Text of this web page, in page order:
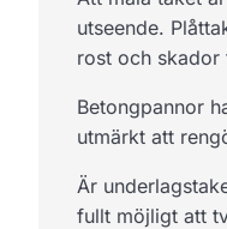
utseende.
rost och skador
Betongpannor
utmärkt att
Är
fullt möjligt att